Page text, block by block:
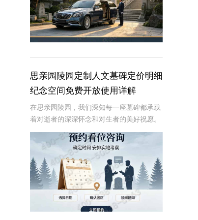
思亲园陵园定制人文墓碑定价明细
纪念空间免费开放使用详解
在思亲园陵园，我们深知每一座墓碑都承载
着对逝者的深深怀念和对生者的美好祝愿。
因此，我们精心定制的人文墓碑不仅是对逝
者的永恒纪念，更是生者情感的寄托。本文
将详细介绍思亲园陵园定制人文墓碑的定价
明细以及纪